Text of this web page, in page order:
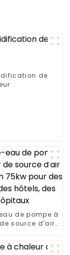
de
de pompe à
source d'air
hôtels, des